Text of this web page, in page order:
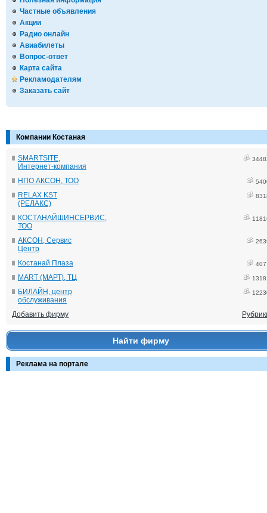
Частные объявления
Акции
Радио онлайн
Авиабилеты
Вопрос-ответ
Карта сайта
Рекламодателям
Заказать сайт
Компании Костаная
SMARTSITE,
Интернет-компания
НПО АКСОН, ТОО
RELAX KST
(РЕЛАКС)
КОСТАНАЙШИНСЕРВИС,
ТОО
АКСОН, Сервис
Центр
Костанай Плаза
MART (МАРТ), ТЦ
БИЛАЙН, центр
обслуживания
Добавить фирму
Найти фирму
Реклама на портале